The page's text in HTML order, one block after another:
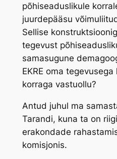
põhiseaduslikule
juurdepääsu
Sellise
tegevust
samasugune
EKRE oma
korraga vastuollu?
Antud juhul ma
Tarandi, kuna ta on
erakondade
komisjonis.